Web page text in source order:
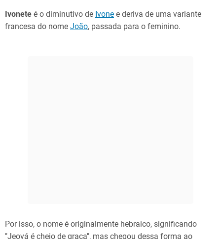
Ivonete é o diminutivo de Ivone e deriva de uma variante
francesa do nome João, passada para o feminino.
Por isso, o nome é originalmente hebraico, significando
"Jeová é cheio de graça", mas chegou dessa forma ao